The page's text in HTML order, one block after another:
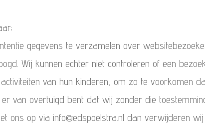
gegevens te verzamelen over
Wij kunnen echter niet controleren of een
van hun kinderen, om zo te voorkomen
overtuigd bent dat wij zonder die
ons op via info@edspoelstra.nl dan verwijderen